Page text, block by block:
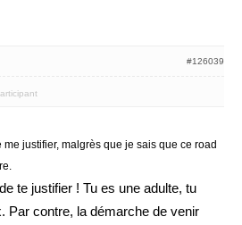
#126039
justifier, malgrès que je sais que ce road
te justifier ! Tu es une adulte, tu
Par contre, la démarche de venir